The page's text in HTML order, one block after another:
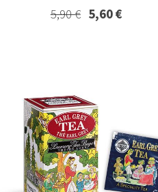
5,90 € 5,60 €